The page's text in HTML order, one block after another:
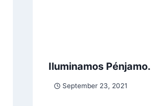
Iluminamos Pénjamo.
September 23, 2021